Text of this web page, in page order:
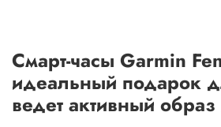
Смарт-часы Garmin
идеальный подарок
ведет активный